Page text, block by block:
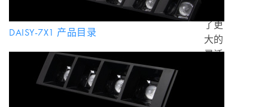
了更
大的
灵活
DAISY-7X1 产品目录